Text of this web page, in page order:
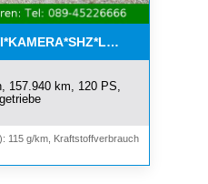
157.940 km, 120 PS,
115 g/km, Kraftstoffverbrauch